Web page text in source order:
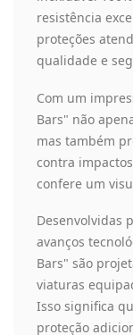
resistência
proteções
qualidade e
Com um
Bars" não
mas também
contra
confere um
Desenvolvidas
avanços
Bars" são
viaturas
Isso significa
proteção